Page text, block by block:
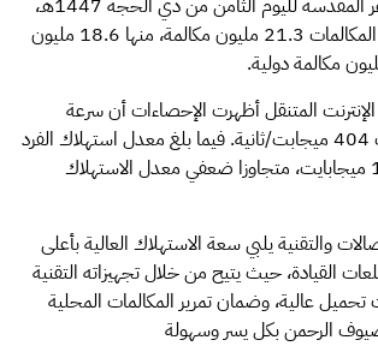
حيث بلغ إجمالي عدد المكالمات 21.3 مليون مكالمة، منها 18.6 مليون
المتنقل أظهرت الإحصاءات أن سرعة
الإنترنت المتنقل بلغت 404 ميجابت/ثانية. فيما بلغ معدل استهلاك الفرد
اليومي للبيانات 1326 ميجابايت، متجاوزا ضعفي معدل الاستهلاك
والتقنية يلبي سعة الاستهلاك العالية بأعلى
القيادة، حيث يتيح من خلال تجهيزاته التقنية
تحميل عالية، وضمان تمرير المكالمات المحلية
ضيوف الرحمن بكل يسر وسهولة